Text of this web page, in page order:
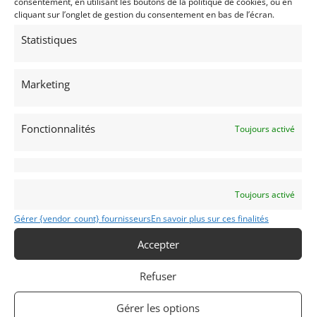
cliquant sur l’onglet de gestion du consentement en bas de l’écran.
Statistiques
Marketing
Fonctionnalités Toujours activé
Toujours activé
Gérer {vendor_count} fournisseursEn savoir plus sur ces finalités
Accepter
Refuser
Gérer les options
CROSSLÉ 90F – CLASSIC RACING SCHOOL (2017)
[VENDU]
Vends monoplace Crosslé 90F châssis 90F-17-03. L'un des 7
manquer !